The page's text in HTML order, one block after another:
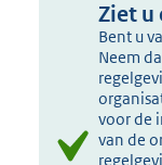
Ziet u
Bent u
Neem
voor de
van de